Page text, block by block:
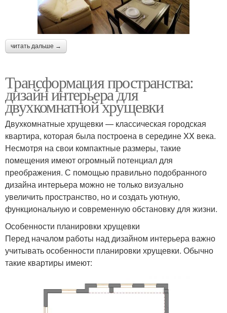
читать дальше →
Трансформация пространства:
дизайн интерьера для
двухкомнатной хрущевки
Двухкомнатные хрущевки — классическая городская
квартира, которая была построена в середине XX века.
Несмотря на свои компактные размеры, такие
помещения имеют огромный потенциал для
преображения. С помощью правильно подобранного
дизайна интерьера можно не только визуально
увеличить пространство, но и создать уютную,
функциональную и современную обстановку для жизни.
Особенности планировки хрущевки
Перед началом работы над дизайном интерьера важно
учитывать особенности планировки хрущевки. Обычно
такие квартиры имеют: